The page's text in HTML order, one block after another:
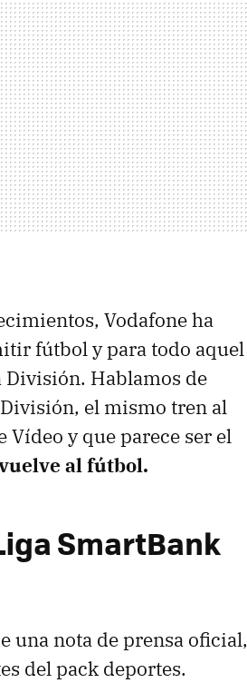
Vodafone ha
fútbol y para todo aquel
División. Hablamos de
el mismo tren al
Vídeo y que parece ser el
al fútbol.
SmartBank
una nota de prensa oficial,
del pack deportes.